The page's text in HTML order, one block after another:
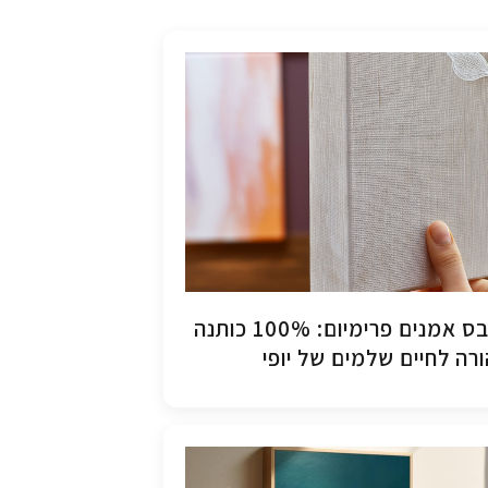
קנבס אמנים פרימיום: 100% כותנה
לחיים שלמים של יופי